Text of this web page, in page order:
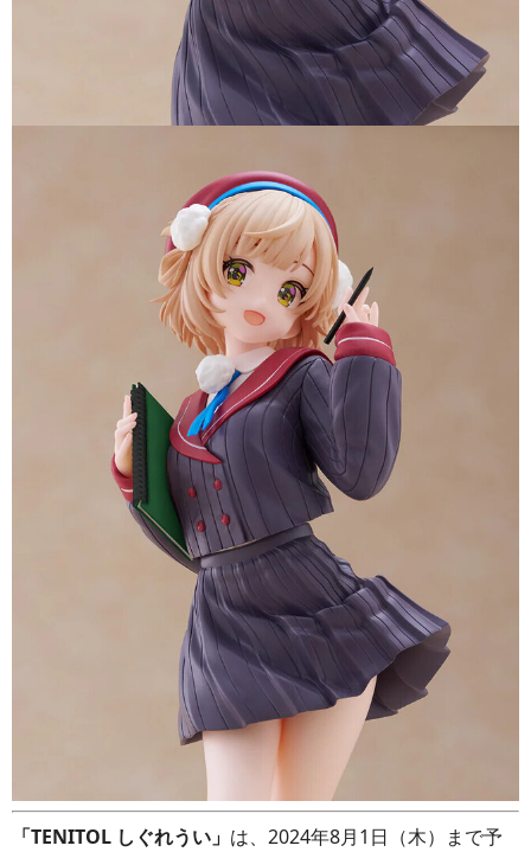
「TENITOL しぐれうい」 は、2024年8月1日（木）まで予